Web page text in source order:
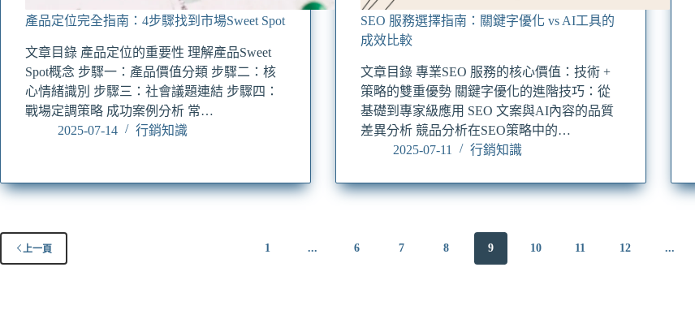
產品定位完全指南：4步驟找到市場Sweet Spot
文章目錄 產品定位的重要性 理解產品Sweet
Spot概念 步驟一：產品價值分類 步驟二：核
心情緒識別 步驟三：社會議題連結 步驟四：
戰場定調策略 成功案例分析 常…
2025-07-14
行銷知識
SEO 服務選擇指南：關鍵字優化 vs AI工具的
成效比較
文章目錄 專業SEO 服務的核心價值：技術 +
策略的雙重優勢 關鍵字優化的進階技巧：從
基礎到專家級應用 SEO 文案與AI內容的品質
差異分析 競品分析在SEO策略中的…
2025-07-11
行銷知識
上一頁 1 ... 6 7 8 9 10 11 12 ...